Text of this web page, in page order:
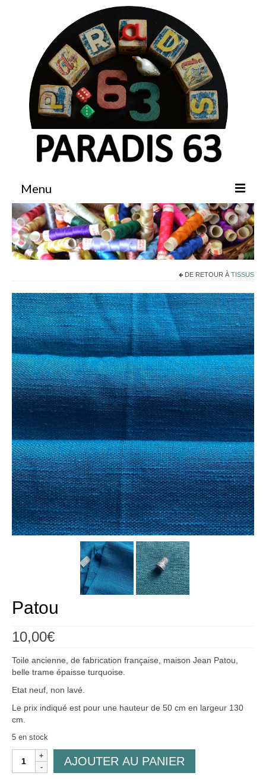
Menu
Accueil
Boutique
Déco
Mobilier
Vaisselle ancienne
Jouets anciens
Tissus
Mercerie
Dressing
Linge ancien
Ephemera
Créations
Blog
Galerie
0,00€
DE RETOUR À TISSUS
Patou
10,00€
Toile ancienne, de fabrication française, maison Jean Patou,
belle trame épaisse turquoise.
Etat neuf, non lavé.
Le prix indiqué est pour une hauteur de 50 cm en largeur 130
cm.
5 en stock
quantité
AJOUTER AU PANIER